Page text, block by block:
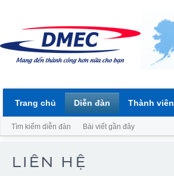
Trang chủ Diễn đàn
Tìm kiếm diễn đàn Bài viết gần đây
Thành viên